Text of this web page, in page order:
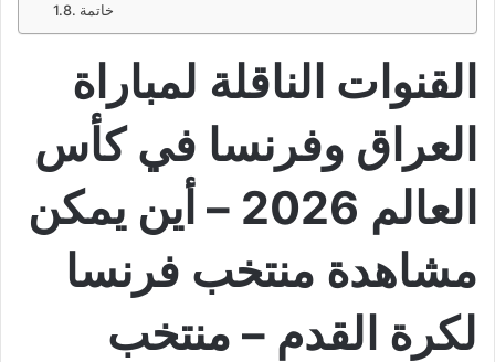
خاتمة
القنوات الناقلة لمباراة
العراق وفرنسا في كأس
العالم 2026 – أين يمكن
مشاهدة منتخب فرنسا
لكرة القدم – منتخب